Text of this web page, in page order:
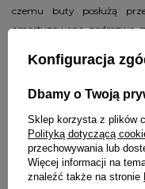
czemu buty posłużą
amortyzowana podeszwa
uzupełnia logo PITBULL
Cechy produktu:
lekka i wytrzymała
cholewka z
trwałości
Konfiguracja
Dbamy o Twoją
Sklep korzysta z plików
Polityką dotyczącą
przechowywania lub
Więcej informacji na
znaleźć także na stronie